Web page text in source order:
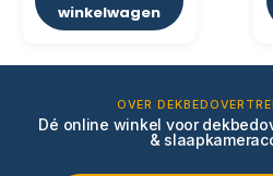
winkelwagen
OVER
Dé online winkel voor
&